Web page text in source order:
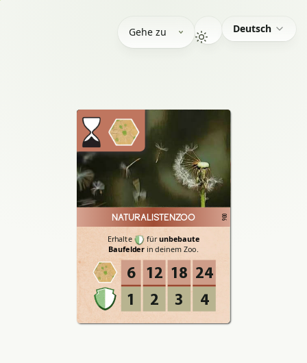
Gehe zu Deutsch
006
NATURALISTENZOO
Erhalte für unbebaute
Baufelder in deinem Zoo.
6 12 18 24
1
2 3 4